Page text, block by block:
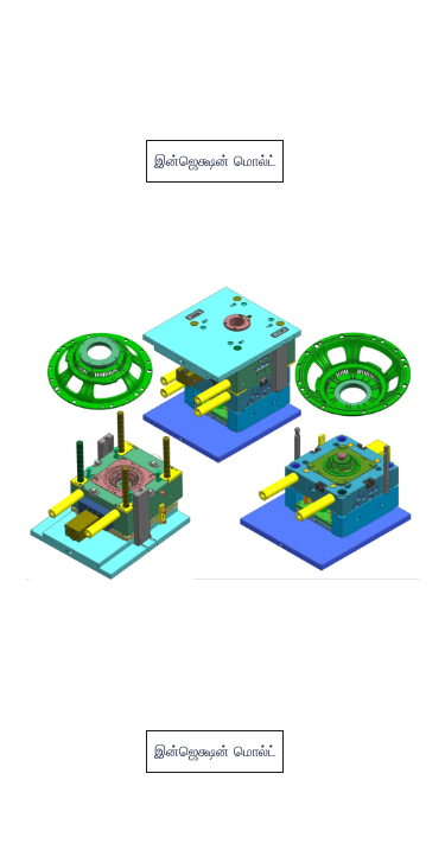
இன்ஜெக்ஷன் மொல்ட்
இன்ஜெக்ஷன் மொல்ட்